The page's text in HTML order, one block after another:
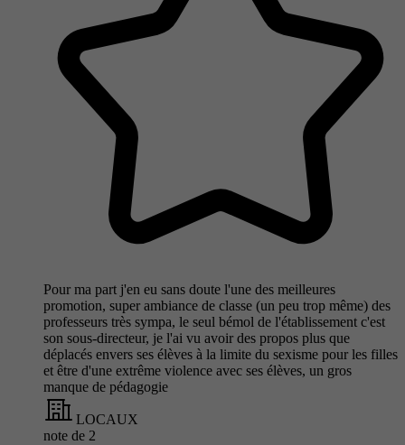
Pour ma part j'en eu sans doute l'une des meilleures
promotion, super ambiance de classe (un peu trop même) des
professeurs très sympa, le seul bémol de l'établissement c'est
son sous-directeur, je l'ai vu avoir des propos plus que
déplacés envers ses élèves à la limite du sexisme pour les filles
et être d'une extrême violence avec ses élèves, un gros
manque de pédagogie
LOCAUX
note de 2